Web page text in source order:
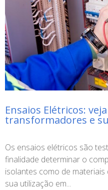
Ensaios Elétricos:
transformadores e
Os ensaios elétricos são
finalidade determinar o
isolantes como de
sua utilização em...